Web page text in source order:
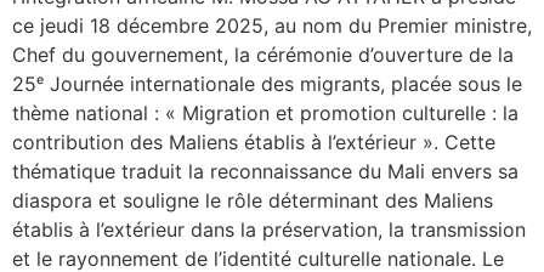
ce jeudi 18 décembre 2025, au nom du Premier ministre,
Chef du gouvernement, la cérémonie d’ouverture de la
25ᵉ Journée internationale des migrants, placée sous le
thème national : « Migration et promotion culturelle : la
contribution des Maliens établis à l’extérieur ». Cette
thématique traduit la reconnaissance du Mali envers sa
diaspora et souligne le rôle déterminant des Maliens
établis à l’extérieur dans la préservation, la transmission
et le rayonnement de l’identité culturelle nationale. Le